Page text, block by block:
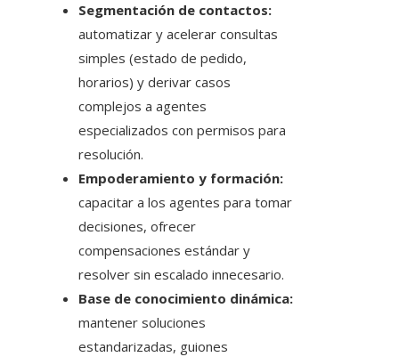
Segmentación de contactos:
automatizar y acelerar consultas
simples (estado de pedido,
horarios) y derivar casos
complejos a agentes
especializados con permisos para
resolución.
Empoderamiento y formación:
capacitar a los agentes para tomar
decisiones, ofrecer
compensaciones estándar y
resolver sin escalado innecesario.
Base de conocimiento dinámica:
mantener soluciones
estandarizadas, guiones